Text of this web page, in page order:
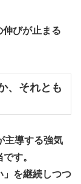
びが止まる
、それとも
主導する強気
す。
」を継続しつつ